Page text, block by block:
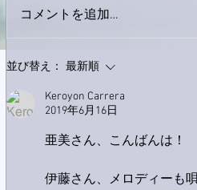
家レコーディング無事終了
コメントを追加…
並び替え： 最新順
Keroyon Carrera
2019年6月16日
亜美さん、こんばんは！
伊藤さん、メロディーも